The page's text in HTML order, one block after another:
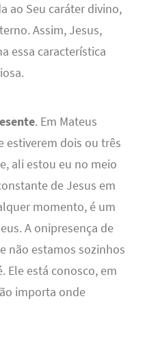
ao Seu caráter divino,
Assim, Jesus,
essa característica
. Em Mateus
estiverem dois ou três
ali estou eu no meio
de Jesus em
momento, é um
A onipresença de
não estamos sozinhos
Ele está conosco, em
importa onde